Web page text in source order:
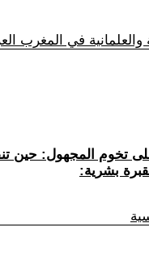
والعلمانية في المغرب
على تخوم المجهول: حين
بشرية: